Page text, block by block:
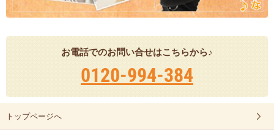
お電話でのお問い合せはこちらから♪
0120-994-384
トップページへ